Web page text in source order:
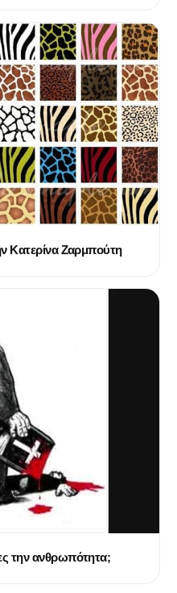
Κατερίνα Ζαρμπούτη
την ανθρωπότητα;